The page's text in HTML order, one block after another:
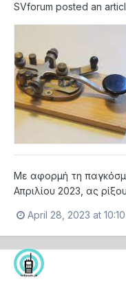
SVforum posted an
Με αφορμή τη
Απριλίου 2023, ας
ιστορία του
αποστάσεων... Ο
διάταξη με την οποία
τον ένα σταθμό στον
April 28, 2023 at